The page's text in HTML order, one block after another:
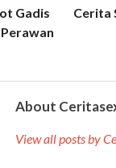
Gadis
Cerita
About
View all posts by